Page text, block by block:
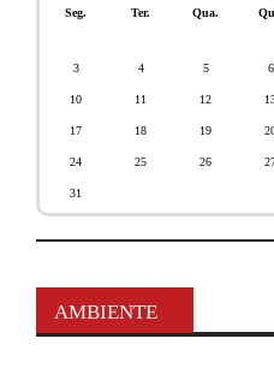
Seg. Ter. Qua.
3 4 5 6
10 11 12
17 18 19
24 25 26
31
AMBIENTE